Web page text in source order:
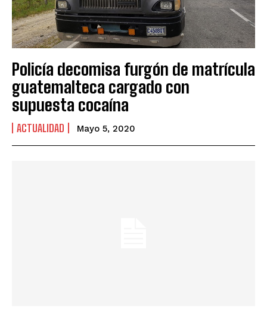
Policía decomisa furgón de matrícula
guatemalteca cargado con
supuesta cocaína
ACTUALIDAD Mayo 5, 2020